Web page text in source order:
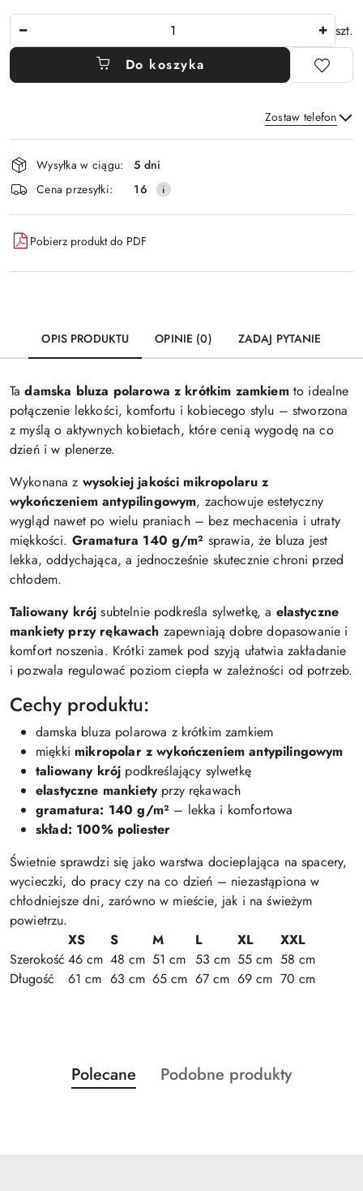
szt.
Do koszyka
Zostaw telefon
Wyślij
Dostępność
i
dostawa
Wysyłka w ciągu:
5 dni
Cena przesyłki:
16
Pobierz produkt do PDF
OPIS PRODUKTU OPINIE (0) ZADAJ PYTANIE
Tadamska bluza polarowa z krótkim zamkiemto idealne
połączenie lekkości, komfortu i kobiecego stylu – stworzona
z myślą o aktywnych kobietach, które cenią wygodę na co
dzień i w plenerze.
Wykonana z wysokiej jakości mikropolaru z
wykończeniem antypilingowym, zachowuje estetyczny
wygląd nawet po wielu praniach – bez mechacenia i utraty
miękkości. Gramatura 140 g/m² sprawia, że bluza jest
lekka, oddychająca, a jednocześnie skutecznie chroni przed
chłodem.
Taliowany krój subtelnie podkreśla sylwetkę, a elastyczne
mankiety przy rękawach zapewniają dobre dopasowanie i
komfort noszenia. Krótki zamek pod szyją ułatwia zakładanie
i pozwala regulować poziom ciepła w zależności od potrzeb.
Cechy produktu:
damska bluza polarowa z krótkim zamkiem
miękki mikropolar z wykończeniem antypilingowym
taliowany krój podkreślający sylwetkę
elastyczne mankietyprzy rękawach
gramatura: 140 g/m² – lekka i komfortowa
skład: 100% poliester
Świetnie sprawdzi się jako warstwa docieplająca na spacery,
wycieczki, do pracy czy na co dzień – niezastąpiona w
chłodniejsze dni, zarówno w mieście, jak i na świeżym
powietrzu.
XS
S M L XL
XXL
Szerokość 46 cm 48 cm 51 cm 53 cm 55 cm 58 cm
Długość
61 cm 63 cm 65 cm 67 cm 69 cm 70 cm
Pomiń karuzelę produktów
Produkty
o
Polecane
Produkty
Podobne produkty